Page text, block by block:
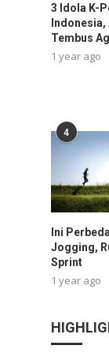
3 Idola K-
Indonesia,
Tembus
1 year ago
4
Ini
Jogging,
Sprint
1 year ago